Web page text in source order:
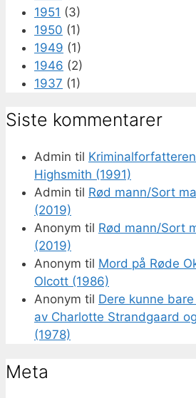
1951 (3)
1950 (1)
1949 (1)
1946 (2)
1937 (1)
Siste kommentarer
Admin til
Highsmith (1991)
Admin til Rød mann/Sort
(2019)
Anonym til Rød mann/Sort
(2019)
Anonym til Mord på Røde
Olcott (1986)
Anonym til Dere kunne
av Charlotte Strandgaard
(1978)
Meta